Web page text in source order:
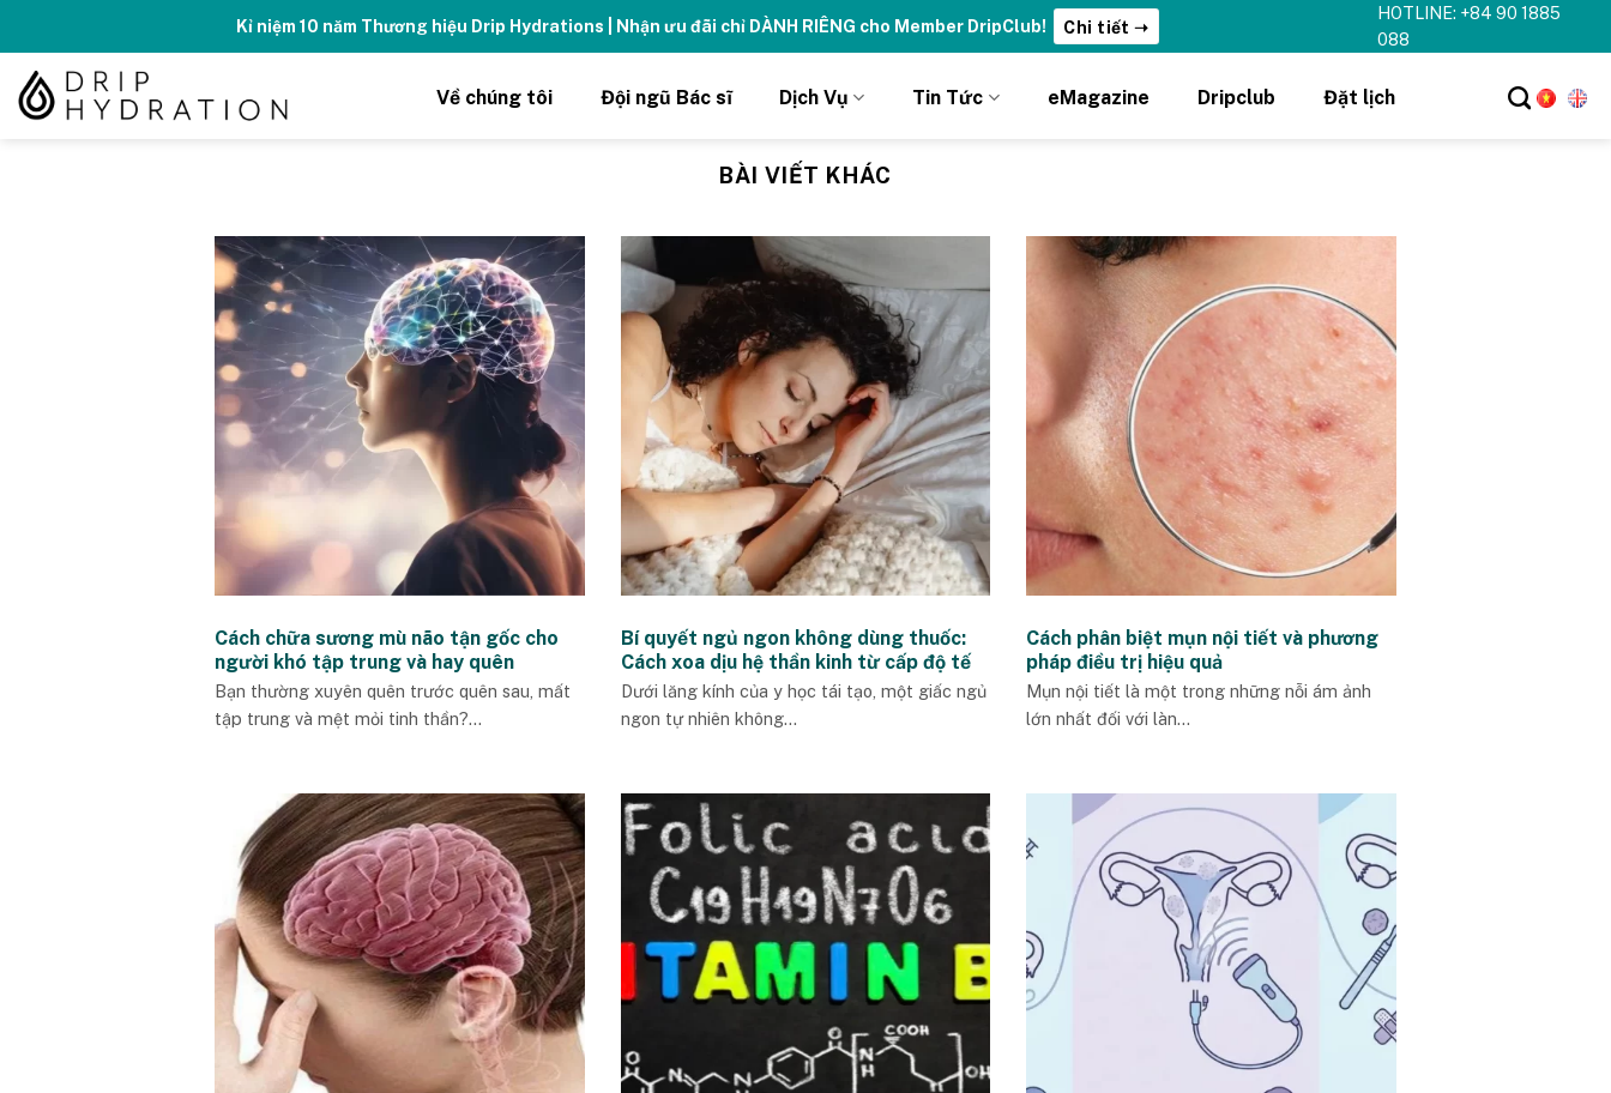
content
Kỉ niệm 10 năm Thương hiệu Drip Hydrations | Nhận ưu đãi chỉ DÀNH RIÊNG cho Member DripClub! Chi tiết ➝
HOTLINE: +84 90 1885
088
Về chúng tôi Đội ngũ Bác sĩ Dịch Vụ Tin Tức eMagazine Dripclub Đặt lịch
BÀI VIẾT KHÁC
Cách chữa sương mù não tận gốc cho
người khó tập trung và hay quên
Bạn thường xuyên quên trước quên sau, mất
tập trung và mệt mỏi tinh thần?...
Bí quyết ngủ ngon không dùng thuốc:
Cách xoa dịu hệ thần kinh từ cấp độ tế
bào
Dưới lăng kính của y học tái tạo, một giấc ngủ
ngon tự nhiên không...
Cách phân biệt mụn nội tiết và phương
pháp điều trị hiệu quả
Mụn nội tiết là một trong những nỗi ám ảnh
lớn nhất đối với làn...